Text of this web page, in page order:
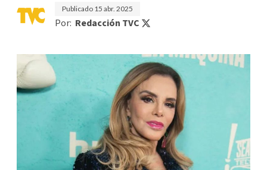
Publicado 15 abr. 2025
Por: Redacción TVC